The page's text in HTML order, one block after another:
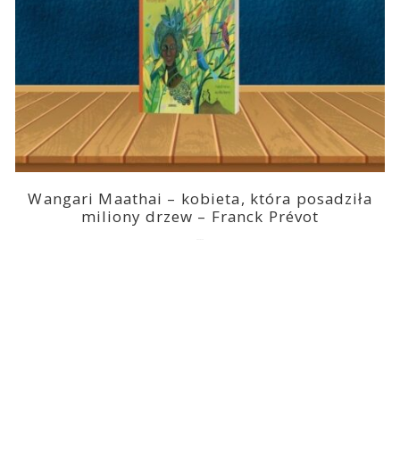
Wangari Maathai – kobieta, która posadziła
miliony drzew – Franck Prévot